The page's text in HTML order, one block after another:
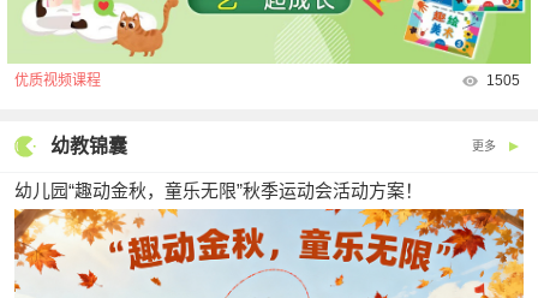
优质视频课程 1505
幼教锦囊 更多
幼儿园“趣动金秋，童乐无限”秋季运动会活动方案！